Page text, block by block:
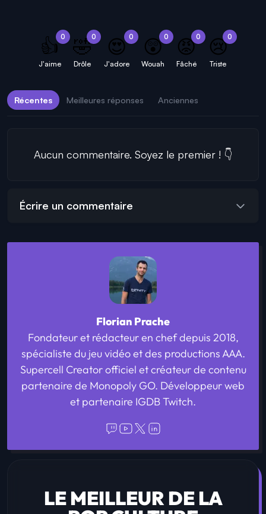
0
👍
J'aime
0
🤣
Drôle
0
😍
J'adore
0
😲
Wouah
0
😡
Fâché
0
😢
Triste
Récentes Meilleures réponses Anciennes
Aucun commentaire. Soyez le premier ! 👇
Écrire un commentaire
Florian Prache
Fondateur et rédacteur en chef depuis 2018,
spécialiste du jeu vidéo et des productions AAA.
Supercell Creator officiel et créateur de contenu
partenaire de Monopoly GO. Développeur web
et partenaire IGDB Twitch.
LE MEILLEUR DE LA